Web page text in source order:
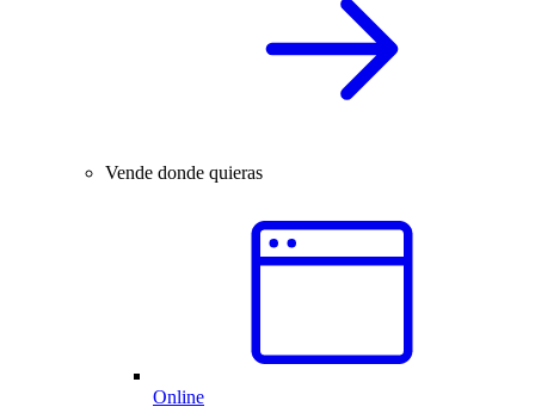
Vende donde quieras
Online